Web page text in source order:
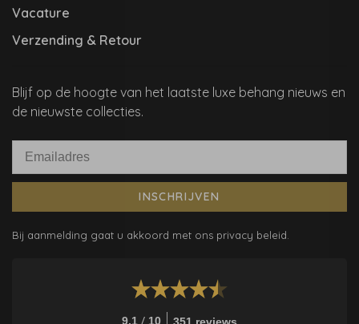
Vacature
Verzending & Retour
Blijf op de hoogte van het laatste luxe behang nieuws en
de nieuwste collecties.
INSCHRIJVEN
Bij aanmelding gaat u akkoord met ons privacy beleid.
9.1 / 10